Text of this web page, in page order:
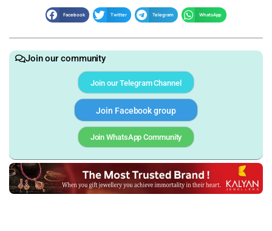
Facebook Twitter Telegram WhatsApp
Join our community
Join our Telegram Channel
Join Facebook group
Join WhatsApp Community